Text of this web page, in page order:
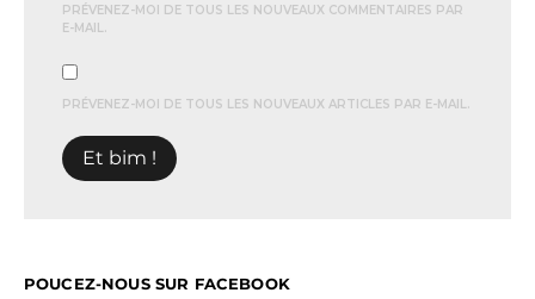
PRÉVENEZ-MOI DE TOUS LES NOUVEAUX COMMENTAIRES PAR
E-MAIL.
PRÉVENEZ-MOI DE TOUS LES NOUVEAUX ARTICLES PAR E-MAIL.
POUCEZ-NOUS SUR FACEBOOK